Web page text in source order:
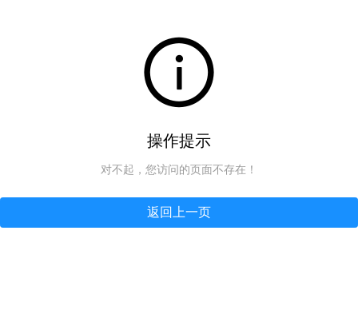
操作提示
对不起，您访问的页面不存在！
返回上一页